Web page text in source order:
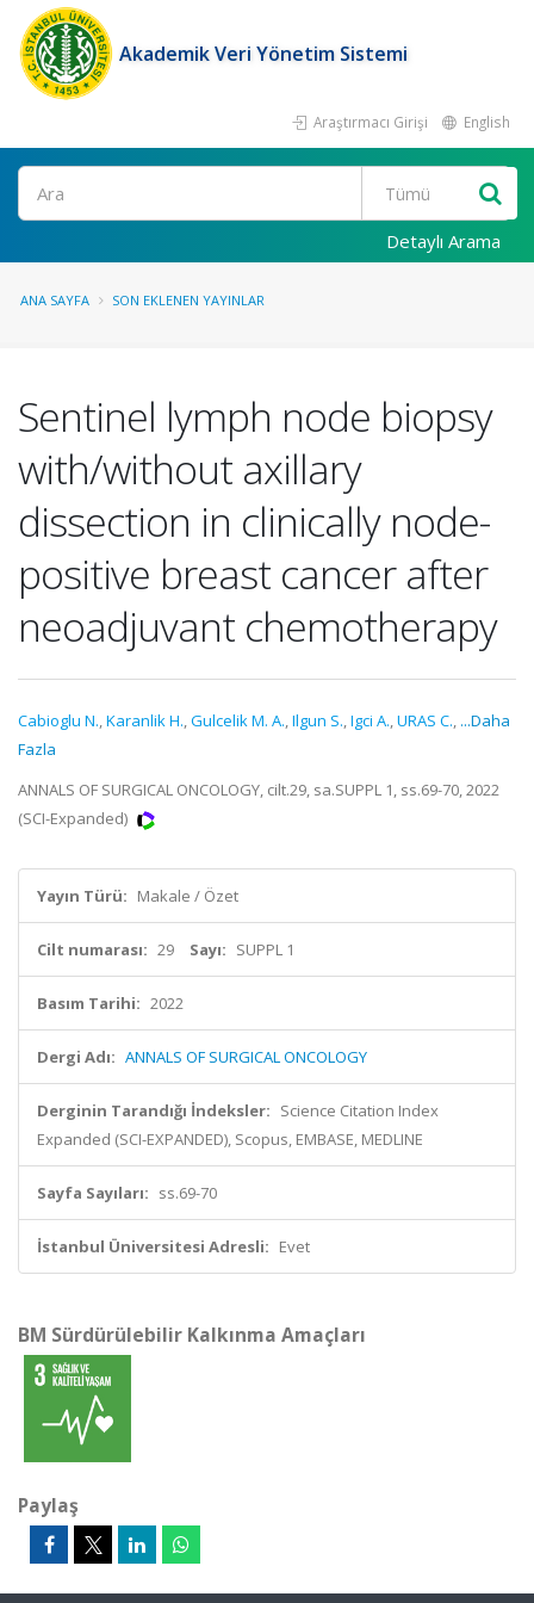
Akademik Veri Yönetim Sistemi
Araştırmacı Girişi English
Ara
Detaylı Arama
ANA SAYFA SON EKLENEN YAYINLAR
Sentinel lymph node biopsy
with/without axillary
dissection in clinically node-
positive breast cancer after
neoadjuvant chemotherapy
Cabioglu N.,Karanlik H.,Gulcelik M. A.,Ilgun S.,Igci A.,URAS C., ...Daha
Fazla
ANNALS OF SURGICAL ONCOLOGY, cilt.29, sa.SUPPL 1, ss.69-70, 2022
(SCI-Expanded)
Yayın Türü: Makale / Özet
Cilt numarası: 29 Sayı: SUPPL 1
Basım Tarihi: 2022
Dergi Adı: ANNALS OF SURGICAL ONCOLOGY
Derginin Tarandığı İndeksler: Science Citation Index
Expanded (SCI-EXPANDED), Scopus, EMBASE, MEDLINE
Sayfa Sayıları: ss.69-70
İstanbul Üniversitesi Adresli: Evet
BM Sürdürülebilir Kalkınma Amaçları
Paylaş